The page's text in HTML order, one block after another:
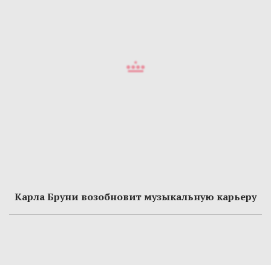
Карла Бруни возобновит музыкальную карьеру